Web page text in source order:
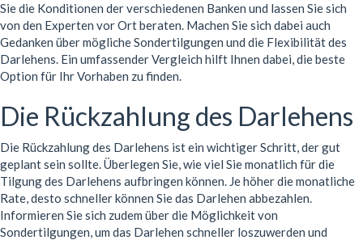
Sie die Konditionen der verschiedenen Banken und lassen Sie sich
von den Experten vor Ort beraten. Machen Sie sich dabei auch
Gedanken über mögliche Sondertilgungen und die Flexibilität des
Darlehens. Ein umfassender Vergleich hilft Ihnen dabei, die beste
Option für Ihr Vorhaben zu finden.
Die Rückzahlung des Darlehens
Die Rückzahlung des Darlehens ist ein wichtiger Schritt, der gut
geplant sein sollte. Überlegen Sie, wie viel Sie monatlich für die
Tilgung des Darlehens aufbringen können. Je höher die monatliche
Rate, desto schneller können Sie das Darlehen abbezahlen.
Informieren Sie sich zudem über die Möglichkeit von
Sondertilgungen, um das Darlehen schneller loszuwerden und